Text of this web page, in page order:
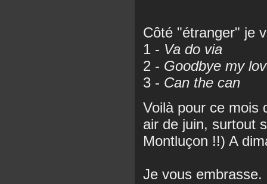
Côté "étranger" je
1 - Va do via
2 - Goodbye my
3 - Can the can
Voilà pour ce mois
air de juin, surtout
Montluçon !!) A
Je vous embrasse.